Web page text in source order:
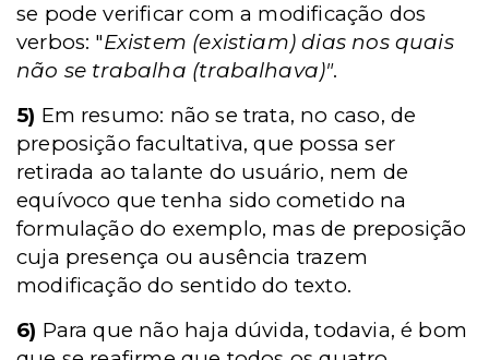
se pode verificar com a modificação dos
verbos: "Existem (existiam) dias nos quais
não se trabalha (trabalhava)".
5) Em resumo: não se trata, no caso, de
preposição facultativa, que possa ser
retirada ao talante do usuário, nem de
equívoco que tenha sido cometido na
formulação do exemplo, mas de preposição
cuja presença ou ausência trazem
modificação do sentido do texto.
6) Para que não haja dúvida, todavia, é bom